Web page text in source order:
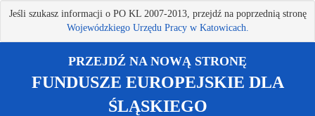
Jeśli szukasz informacji o PO KL 2007-2013, przejdź na poprzednią stronę
Wojewódzkiego Urzędu Pracy w Katowicach.
PRZEJDŹ NA NOWĄ STRONĘ
FUNDUSZE EUROPEJSKIE DLA
ŚLĄSKIEGO